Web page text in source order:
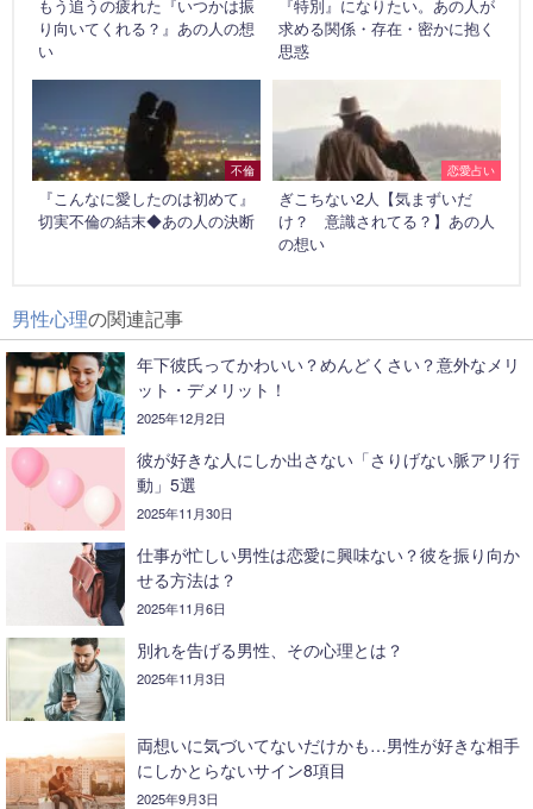
もう追うの疲れた『いつかは振
り向いてくれる？』あの人の想
い
『特別』になりたい。あの人が
求める関係・存在・密かに抱く
思惑
不倫
『こんなに愛したのは初めて』
切実不倫の結末◆あの人の決断
恋愛占い
ぎこちない2人【気まずいだ
け？ 意識されてる？】あの人
の想い
男性心理の関連記事
年下彼氏ってかわいい？めんどくさい？意外なメリ
ット・デメリット！
2025年12月2日
彼が好きな人にしか出さない「さりげない脈アリ行
動」5選
2025年11月30日
仕事が忙しい男性は恋愛に興味ない？彼を振り向か
せる方法は？
2025年11月6日
別れを告げる男性、その心理とは？
2025年11月3日
両想いに気づいてないだけかも…男性が好きな相手
にしかとらないサイン8項目
2025年9月3日